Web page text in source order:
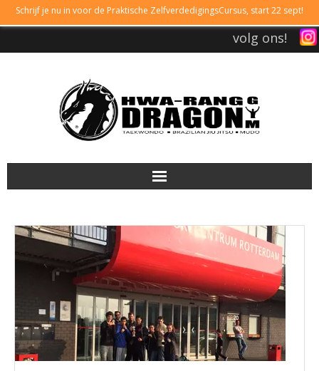
Schrijf je nu in voor de Praktische ZelfverdedigingsCursus, start 22 sept!
volg ons!
LESTIJDEN
LIDMAATSCHAP
TAEKWONDO
BRAZILIAN JIU JITSU